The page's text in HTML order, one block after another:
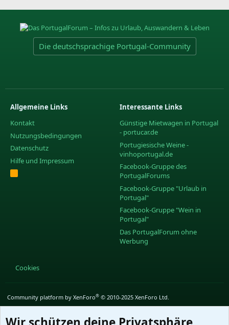
Die deutschsprachige Portugal-Community
Allgemeine Links
Kontakt
Nutzungsbedingungen
Datenschutz
Hilfe und Impressum
R
Interessante Links
Günstige Mietwagen in Portugal
- portucar.de
Portugiesische Weine -
vinhoportugal.de
Facebook-Gruppe des
PortugalForums
Facebook-Gruppe "Urlaub in
Portugal"
Facebook-Gruppe "Wein in
Portugal"
Das PortugalForum ohne
Werbung
Cookies
Community platform by XenForo® © 2010-2025 XenForo Ltd.